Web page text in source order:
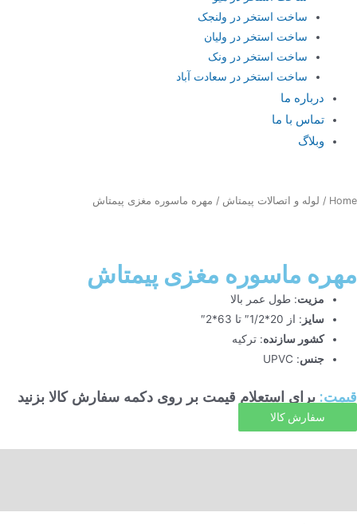
ساخت استخر در ولنجک
ساخت استخر در ولیان
ساخت استخر در ونک
ساخت استخر در سعادت آباد
درباره ما
تماس با ما
وبلاگ
Home
/ لوله و اتصالات پیمتاش / مهره ماسوره مغزی پیمتاش
مهره ماسوره مغزی پیمتاش
مزیت: طول عمر بالا
سایز : از 20*1/2″ تا 63*2″
کشور سازنده: ترکیه
جنس: UPVC
قیمت: برای استعلام قیمت بر روی دکمه سفارش کالا بزنید
سفارش کالا